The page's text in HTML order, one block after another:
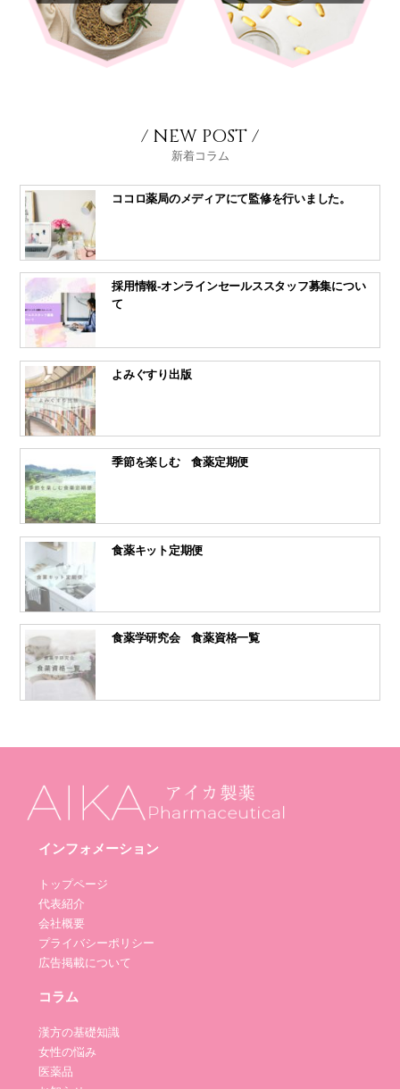
/ NEW POST /
新着コラム
ココロ薬局のメディアにて監修を行いました。
採用情報-オンラインセールススタッフ募集につい
て
よみぐすり出版
季節を楽しむ 食薬定期便
食薬キット定期便
食薬学研究会 食薬資格一覧
インフォメーション
トップページ
代表紹介
会社概要
プライバシーポリシー
広告掲載について
コラム
漢方の基礎知識
女性の悩み
医薬品